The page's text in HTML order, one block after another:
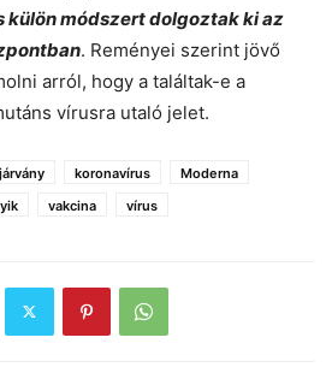
külön módszert dolgoztak ki az
. Reményei szerint jövő
arról, hogy a találtak-e a
vírusra utaló jelet.
járvány koronavírus
Moderna
vakcina vírus